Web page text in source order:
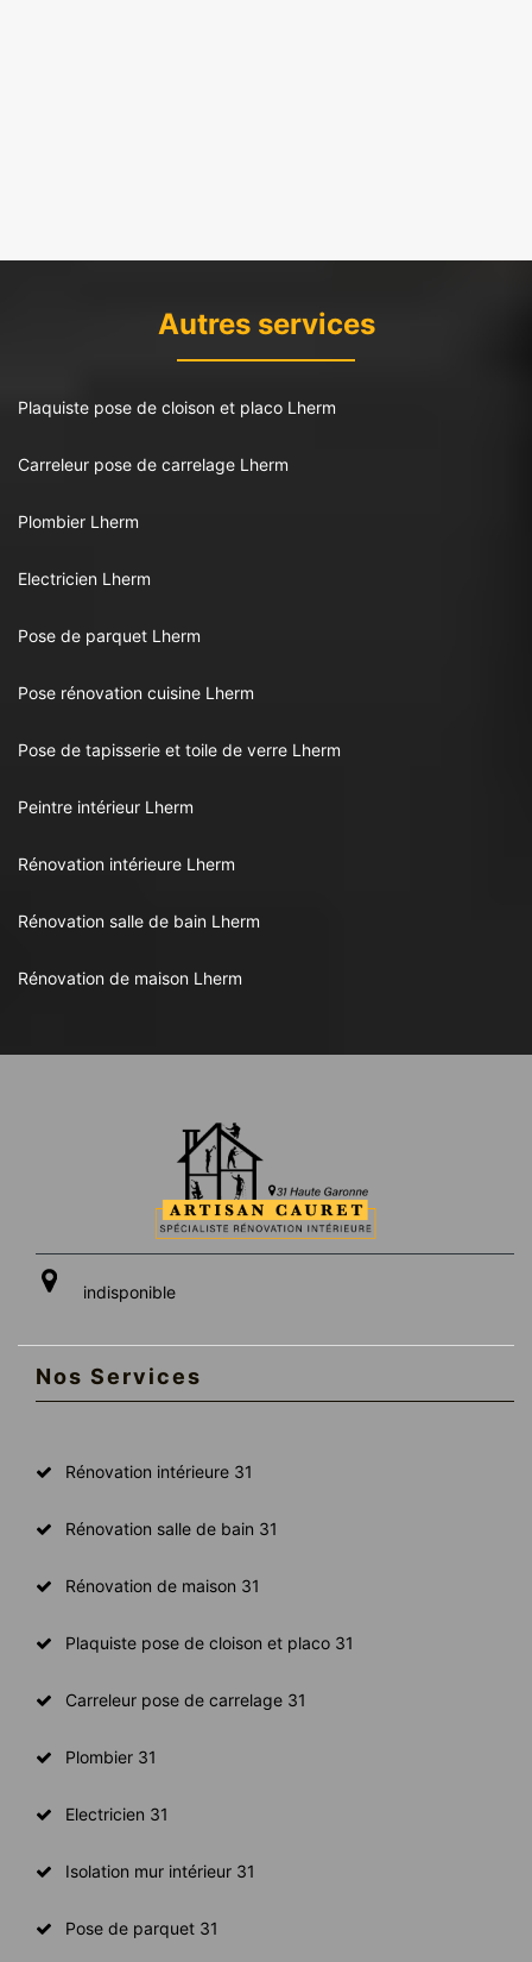
Autres services
Plaquiste pose de cloison et placo Lherm
Carreleur pose de carrelage Lherm
Plombier Lherm
Electricien Lherm
Pose de parquet Lherm
Pose rénovation cuisine Lherm
Pose de tapisserie et toile de verre Lherm
Peintre intérieur Lherm
Rénovation intérieure Lherm
Rénovation salle de bain Lherm
Rénovation de maison Lherm
indisponible
Nos Services
Rénovation intérieure 31
Rénovation salle de bain 31
Rénovation de maison 31
Plaquiste pose de cloison et placo 31
Carreleur pose de carrelage 31
Plombier 31
Electricien 31
Isolation mur intérieur 31
Pose de parquet 31